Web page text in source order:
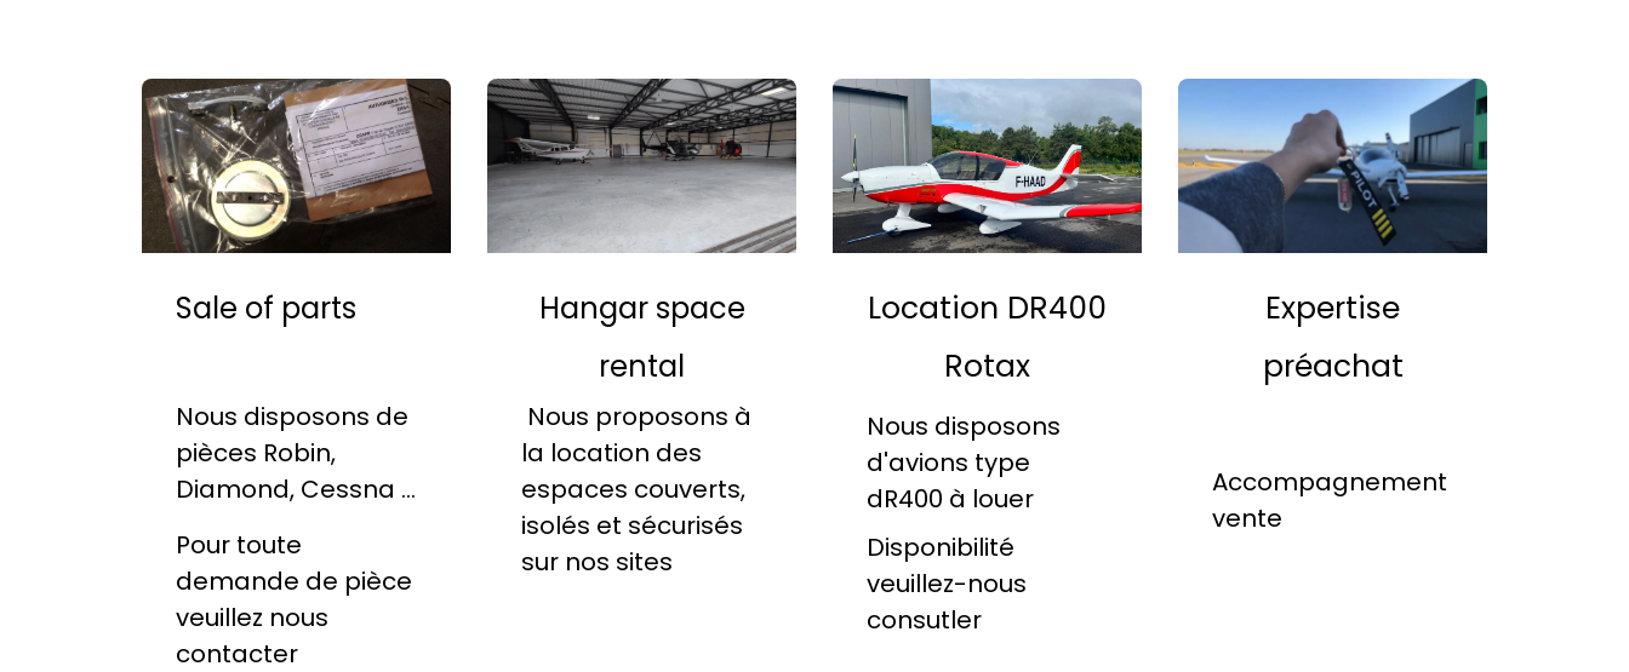
Sale of parts
Nous disposons de
pièces Robin,
Diamond, Cessna ...
Pour toute
demande de pièce
veuillez nous
contacter
Hangar space
rental
Nous proposons à
la location des
espaces couverts,
isolés et sécurisés
sur nos sites
Location DR400
Rotax
Nous disposons
d'avions type
dR400 à louer
Disponibilité
veuillez-nous
consutler
Expertise
préachat
Accompagnement
vente